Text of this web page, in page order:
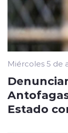
Miércoles 5 de
Estado